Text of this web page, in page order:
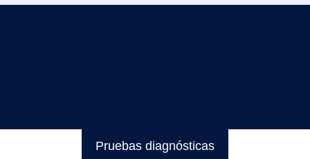
Pruebas diagnósticas